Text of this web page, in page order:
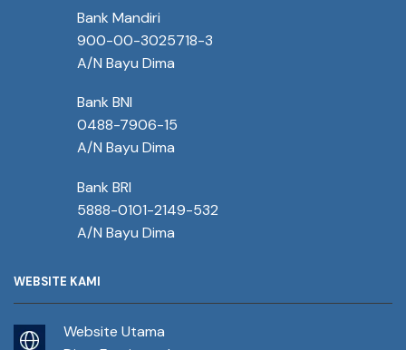
Bank Mandiri
900-00-3025718-3
A/N Bayu Dima
Bank BNI
0488-7906-15
A/N Bayu Dima
Bank BRI
5888-0101-2149-532
A/N Bayu Dima
WEBSITE KAMI
Website Utama